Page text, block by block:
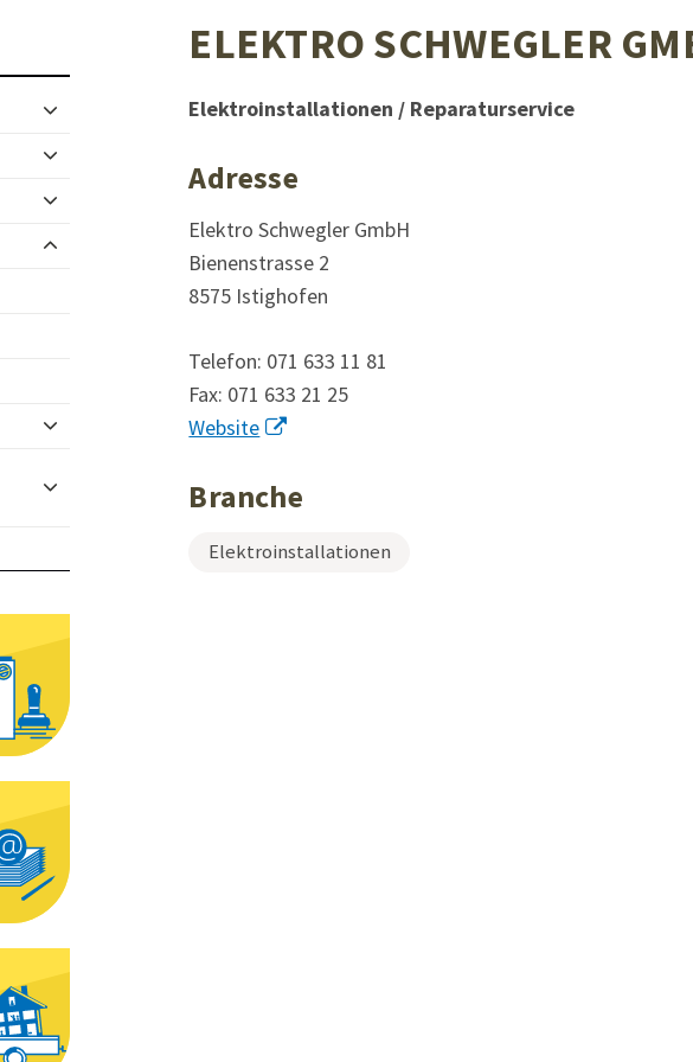
ELEKTRO SCHWEGLER
Elektroinstallationen / Reparaturservice
Adresse
Elektro Schwegler GmbH
Bienenstrasse 2
8575 Istighofen
Telefon: 071 633 11 81
Fax: 071 633 21 25
Website
Branche
Elektroinstallationen